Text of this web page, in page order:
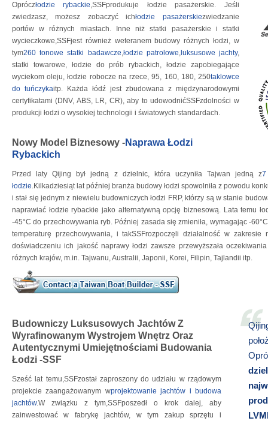
Opróczłodzie rybackie,SSFprodukuje łodzie pasażerskie. Jeśli
zwiedzasz, możesz zobaczyć ichłodzie pasażerskiezwiedzanie
portów w różnych miastach. Inne niż statki pasażerskie i statki
wycieczkowe,SSFjest również weteranem budowy różnych łodzi, w
tym260 tonowe statki badawcze,łodzie patrolowe,luksusowe jachty,
statki towarowe, łodzie do prób rybackich, łodzie zapobiegające
wyciekom oleju, łodzie robocze na rzece, 95, 160, 180, 250taklowce
do tuńczykaitp. Każda łódź jest zbudowana z międzynarodowymi
certyfikatami (DNV, ABS, LR, CR), aby to udowodnićSSFzdolności w
produkcji łodzi o wysokiej technologii i światowych standardach.
Nowy Model Biznesowy -Naprawa Łodzi
Rybackich
Przed laty Qijing był jedną z dzielnic, która uczyniła Tajwan jedną z7
łodzie.Kilkadziesiąt lat później branża budowy łodzi spowolniła z powodu
i stał się jednym z niewielu budowniczych łodzi FRP, którzy są w stanie
naprawiać łodzie rybackie jako alternatywną opcję biznesową. Lata temu
-45°C do przechowywania ryb. Później zasada się zmieniła, wymagając -
temperaturę przechowywania, i takSSFrozpoczęli działalność w
doświadczeniu ich jakość naprawy łodzi zawsze przewyższała
różnych krajów, m.in. Tajwanu, Australii, Japonii, Korei, Filipin, Tajlandii itp.
Budowniczy Luksusowych Jachtów Z
Wyrafinowanym Wystrojem Wnętrz Oraz
Autentycznymi Umiejętnościami Budowania
Łodzi -SSF
Sześć lat temu,SSFzostał zaproszony do udziału w rządowym
projekcie zaangażowanym wprojektowanie jachtów i budowa
jachtów.W związku z tym,SSFposzedł o krok dalej, aby
zainwestować w fabrykę jachtów, w tym zakup sprzętu i